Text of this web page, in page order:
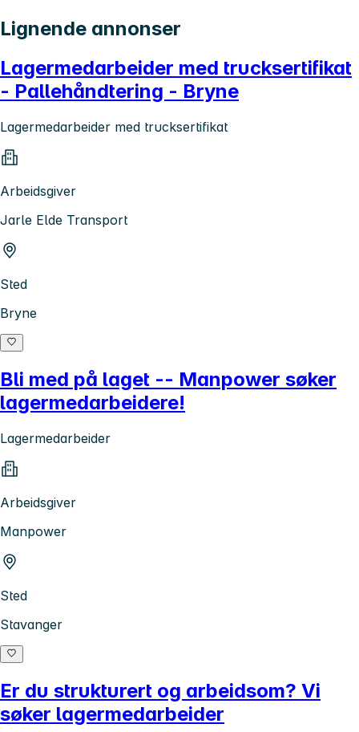
Lignende annonser
Lagermedarbeider med trucksertifikat
- Pallehåndtering - Bryne
Lagermedarbeider med trucksertifikat
Arbeidsgiver
Jarle Elde Transport
Sted
Bryne
Bli med på laget -- Manpower søker
lagermedarbeidere!
Lagermedarbeider
Arbeidsgiver
Manpower
Sted
Stavanger
Er du strukturert og arbeidsom? Vi
søker lagermedarbeider